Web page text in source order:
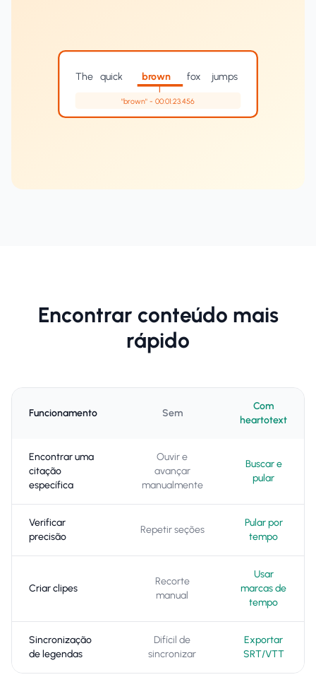
The quick brown fox jumps
"brown" - 00:01:23.456
Encontrar conteúdo mais
rápido
Funcionamento Sem
Com
heartotext
Encontrar uma
citação
específica
Ouvir e
avançar
manualmente
Buscar e
pular
Verificar
precisão
Repetir seções
Pular por
tempo
Criar clipes
Recorte
manual
Usar
marcas de
tempo
Sincronização
de legendas
Difícil de
sincronizar
Exportar
SRT/VTT